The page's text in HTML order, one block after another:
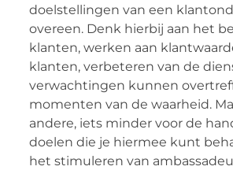
doelstellingen van een
overeen. Denk hierbij aan het
klanten, werken aan
klanten, verbeteren van de
verwachtingen kunnen
momenten van de waarheid.
andere, iets minder voor de
doelen die je hiermee kunt
het stimuleren van